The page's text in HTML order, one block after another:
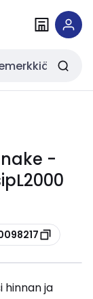
-
hinnan ja